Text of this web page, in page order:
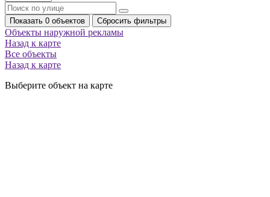
Показать 0 объектов Сбросить фильтры
Объекты наружной рекламы
Назад к карте
Все объекты
Назад к карте
Выберите объект на карте